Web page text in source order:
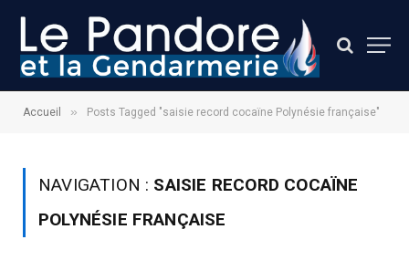
Accueil » Posts Tagged "saisie record cocaïne Polynésie française"
NAVIGATION : SAISIE RECORD COCAÏNE
POLYNÉSIE FRANÇAISE